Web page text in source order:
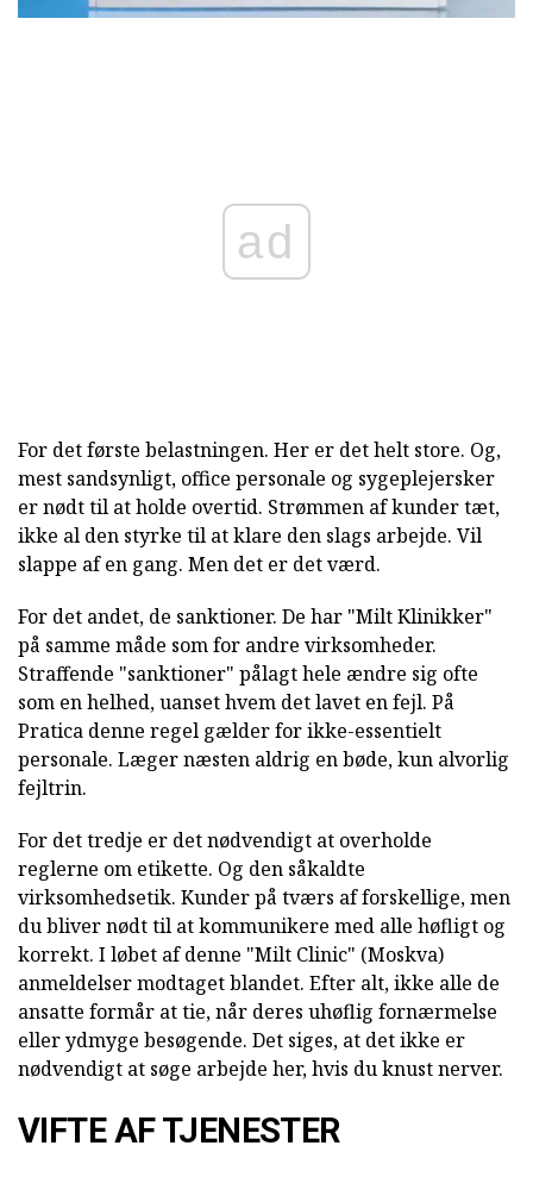
ad
For det første belastningen. Her er det helt store. Og,
mest sandsynligt, office personale og sygeplejersker
er nødt til at holde overtid. Strømmen af kunder tæt,
ikke al den styrke til at klare den slags arbejde. Vil
slappe af en gang. Men det er det værd.
For det andet, de sanktioner. De har "Milt Klinikker"
på samme måde som for andre virksomheder.
Straffende "sanktioner" pålagt hele ændre sig ofte
som en helhed, uanset hvem det lavet en fejl. På
Pratica denne regel gælder for ikke-essentielt
personale. Læger næsten aldrig en bøde, kun alvorlig
fejltrin.
For det tredje er det nødvendigt at overholde
reglerne om etikette. Og den såkaldte
virksomhedsetik. Kunder på tværs af forskellige, men
du bliver nødt til at kommunikere med alle høfligt og
korrekt. I løbet af denne "Milt Clinic" (Moskva)
anmeldelser modtaget blandet. Efter alt, ikke alle de
ansatte formår at tie, når deres uhøflig fornærmelse
eller ydmyge besøgende. Det siges, at det ikke er
nødvendigt at søge arbejde her, hvis du knust nerver.
VIFTE AF TJENESTER